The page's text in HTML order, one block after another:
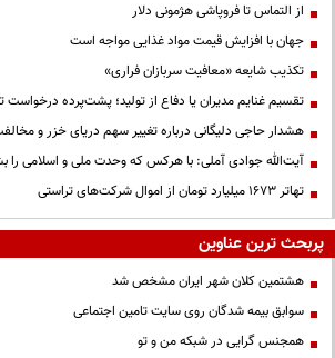
از التماس تا فروپاشی هژمونی دلار
جهان با افزایش قیمت مواد غذایی مواجه است
تکذیب شایعه «معافیت سربازان فراری»
تقسیم غنایم مدیران یا دفاع از تولید؛ پشت‌پرده
هشدار حاجی دلیگانی درباره تغییر سهم دریای خزر و مخالفت
آیت‌الله جوادی آملی: با هرکس که وحدت ملی و اسلامی را
تهاتر ۱۶۷۳ میلیارد تومان از اموال شرکت‌های تراستی
پربحث ترین عناوین
هشتمین کلان شهر ایران مشخص شد
سوابق بیمه شدگان روی سایت تامین اجتماعی
همجنس گرایی در شبکه من و تو